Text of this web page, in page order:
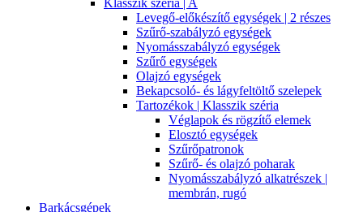
Klasszik széria | A
Levegő-előkészítő egységek | 2 részes
Szűrő-szabályzó egységek
Nyomásszabályzó egységek
Szűrő egységek
Olajzó egységek
Bekapcsoló- és lágyfeltöltő szelepek
Tartozékok | Klasszik széria
Véglapok és rögzítő elemek
Elosztó egységek
Szűrőpatronok
Szűrő- és olajzó poharak
Nyomásszabályzó alkatrészek |
membrán, rugó
Barkácsgépek